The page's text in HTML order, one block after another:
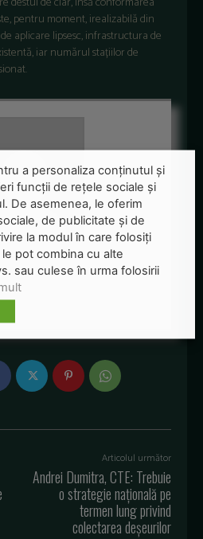
pentru moment, irealizabilă din
aplicare lipsesc, infrastructura de
iar numărul stațiilor de
Green-Report
Articolul următor
Andrei Dumitra, CTE: Trebuie
o strategie națională pe
termen lung privind
colectarea deșeurilor
a personaliza conținutul și
funcții de rețele sociale și
De asemenea, le oferim
de publicitate și de
la modul în care folosiți
pot combina cu alte
sau culese în urma folosirii